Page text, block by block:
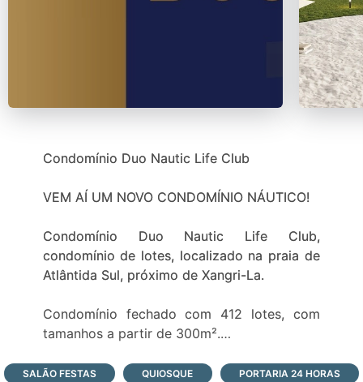
Condomínio Duo Nautic Life Club
VEM AÍ UM NOVO CONDOMÍNIO NÁUTICO!
Condomínio Duo Nautic Life Club,
condomínio de lotes, localizado na praia de
Atlântida Sul, próximo de Xangri-La.
Condomínio fechado com 412 lotes, com
tamanhos a partir de 300m².
Clube social
SALÃO FESTAS QUIOSQUE PORTARIA 24 HORAS